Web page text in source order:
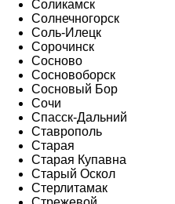
Соликамск
Солнечногорск
Соль-Илецк
Сорочинск
Сосново
Сосновоборск
Сосновый Бор
Сочи
Спасск-Дальний
Ставрополь
Старая
Старая Купавна
Старый Оскол
Стерлитамак